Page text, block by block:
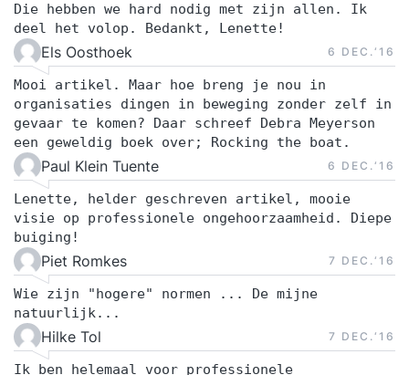
Die hebben we hard nodig met zijn allen. Ik
deel het volop. Bedankt, Lenette!
Els Oosthoek 6 DEC.‘16
Mooi artikel. Maar hoe breng je nou in
organisaties dingen in beweging zonder zelf in
gevaar te komen? Daar schreef Debra Meyerson
een geweldig boek over; Rocking the boat.
Paul Klein Tuente 6 DEC.‘16
Lenette, helder geschreven artikel, mooie
visie op professionele ongehoorzaamheid. Diepe
buiging!
Piet Romkes 7 DEC.‘16
Wie zijn "hogere" normen ... De mijne
natuurlijk...
Hilke Tol 7 DEC.‘16
Ik ben helemaal voor professionele